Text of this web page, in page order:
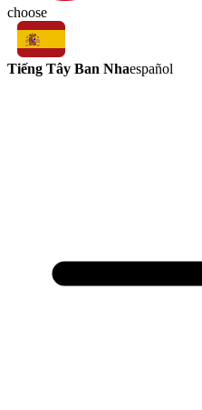
choose
Tiếng Tây Ban Nhaespañol